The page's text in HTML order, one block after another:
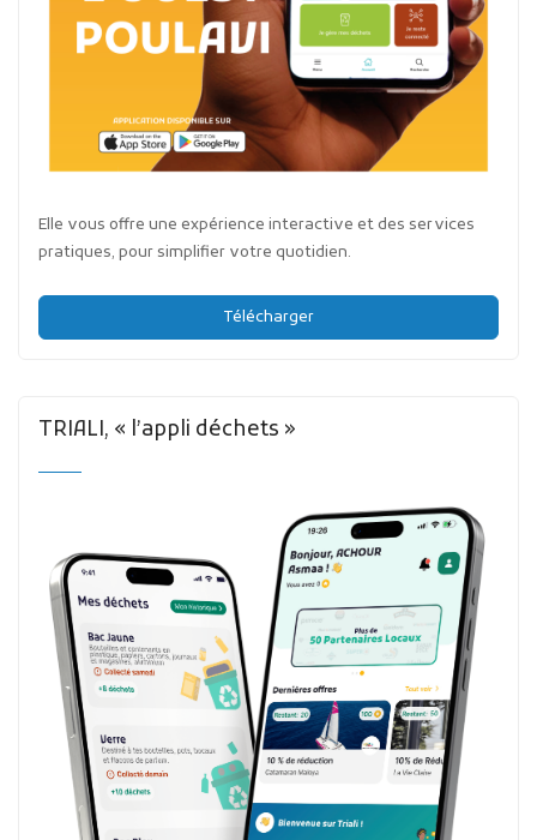
Elle vous offre une expérience interactive et des services
pratiques, pour simplifier votre quotidien.
Télécharger
TRIALI, « l’appli déchets »